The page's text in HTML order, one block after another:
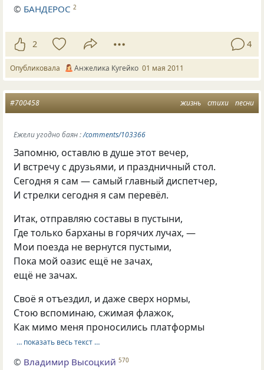
© БАНДЕРОС 2
2 4
Опубликовала Анжелика Кугейко 01 мая 2011
жизнь стихи песни
#700458
Ежели угодно баян :/comments/103366
Запомню, оставлю в душе этот вечер,
И встречу с друзьями, и праздничный стол.
Сегодня я сам — самый главный диспетчер,
И стрелки сегодня я сам перевёл.
Итак, отправляю составы в пустыни,
Где только барханы в горячих лучах, —
Мои поезда не вернутся пустыми,
Пока мой оазис ещё не зачах,
ещё не зачах.
Своё я отъездил, и даже сверх нормы,
Стою вспоминаю, сжимая флажок,
Как мимо меня проносились платформы
… показать весь текст …
© Владимир Высоцкий 570